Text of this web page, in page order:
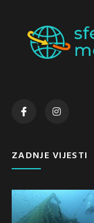
ZADNJE VIJESTI